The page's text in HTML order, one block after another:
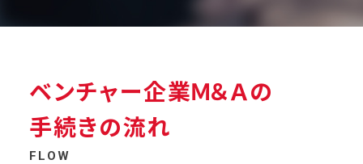
ベンチャー企業Ｍ＆Ａの
手続きの流れ
FLOW